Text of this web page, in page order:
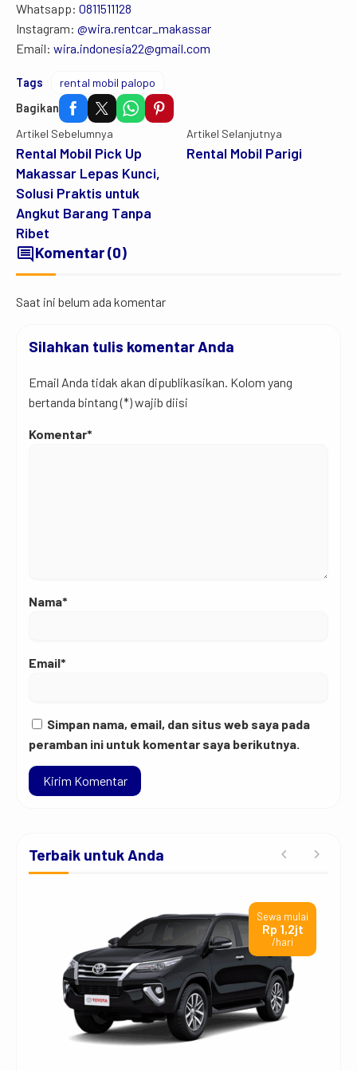
Whatsapp: 0811511128
Instagram: @wira.rentcar_makassar
Email: wira.indonesia22@gmail.com
Tags
rental mobil palopo
Bagikan
Artikel Sebelumnya
Rental Mobil Pick Up
Makassar Lepas Kunci,
Solusi Praktis untuk
Angkut Barang Tanpa
Ribet
Artikel Selanjutnya
Rental Mobil Parigi
commentKomentar (0)
Saat ini belum ada komentar
Silahkan tulis komentar Anda
Email Anda tidak akan dipublikasikan. Kolom yang
bertanda bintang (*) wajib diisi
Komentar*
Nama*
Email*
Simpan nama, email, dan situs web saya pada
peramban ini untuk komentar saya berikutnya.
Terbaik untuk Anda
Sewa mulai
Rp 1,2jt
/hari